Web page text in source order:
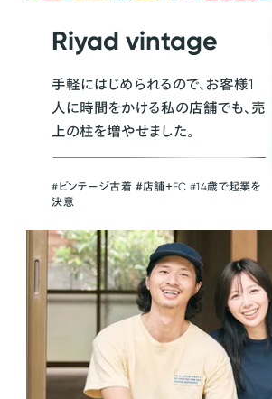
Riyad vintage
手軽にはじめられるので、お客様1
人に時間をかける私の店舗でも、売
上の柱を増やせました。
#ビンテージ古着 ＃店舗＋EC #14歳で起業を
決意